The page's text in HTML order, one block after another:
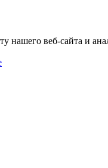
веб-сайта и